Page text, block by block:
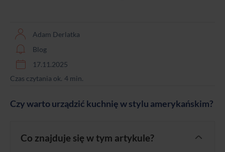
Adam Derlatka
Blog
17.11.2025
Czas czytania ok. 4 min.
Czy warto urządzić kuchnię w stylu amerykańskim?
Co znajduje się w tym artykule?